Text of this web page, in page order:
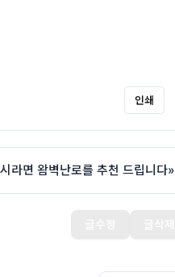
인쇄
라면 왐벽난로를 추천 드립니다»